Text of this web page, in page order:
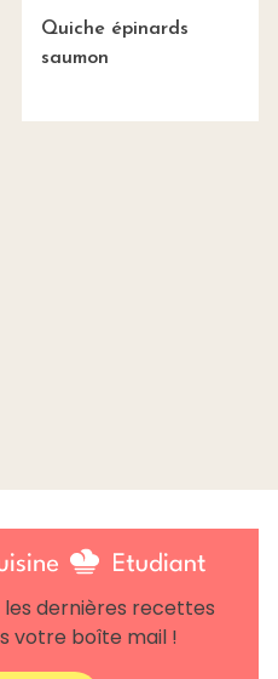
Quiche épinards
saumon
les dernières recettes
votre boîte mail !